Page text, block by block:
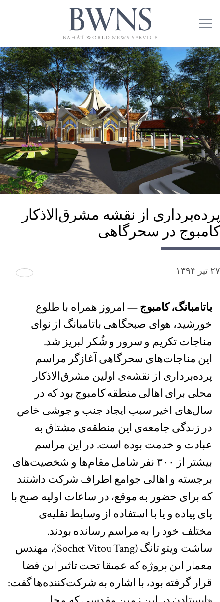
پرده‌برداری از نقشه مشرق‌الاذکار
کامبوج در سحرگاهی
۲۷ تیر ۱۳۹۴
باتامبانگ، کامبوج — امروز همراه با طلوع
خورشید، هوای صبحگاهی باتامبانگ از نوای
مناجات تکریم و سرور و شُکر لبریز شد.
این مناجات‌های سحرگاهی آغازگر مراسم
پرده‌برداری از نقشه‌ی اولین مشرق‌الاذکار
محلی برای اهالی منطقه کامبوج بود که در
سال‌های اخیر سبب ایجاد جنب و جوشی خاص
در زندگی جامعه‌ی این منطقه‌ی مشتاق به
عبادت و خدمت بوده است. در این مراسم
بیشتر از ۳۰۰ نفر شامل مقام‌ها و شخصیت‌های
برجسته و اهالی جوامع اطراف شرکت داشتند
که برای حضور به موقع، در ساعات اولیه صبح با
پای پیاده و یا با استفاده از وسایط نقلیه‌ی
مختلف خود را به مراسم رسانده بودند.
ساشت ویتو تانگ (Sochet Vitou Tang)، مهندس
معمار این پروژه که عمیقا تحت تاثیر این فضا
قرار گرفته بود، با اشاره به شرکت‌کننده‌ها گفت: